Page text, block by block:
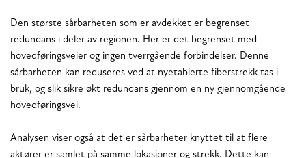
Den største sårbarheten som er avdekket er begrenset
redundans i deler av regionen. Her er det begrenset med
hovedføringsveier og ingen tverrgående forbindelser. Denne
sårbarheten kan reduseres ved at nyetablerte fiberstrekk tas i
bruk, og slik sikre økt redundans gjennom en ny gjennomgående
hovedføringsvei.
Analysen viser også at det er sårbarheter knyttet til at flere
aktører er samlet på samme lokasjoner og strekk. Dette kan